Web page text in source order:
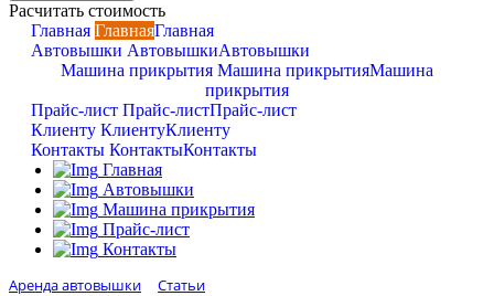
Расчитать стоимость
Главная ГлавнаяГлавная
Автовышки АвтовышкиАвтовышки
Машина прикрытия Машина прикрытияМашина
прикрытия
Прайс-лист Прайс-листПрайс-лист
Клиенту КлиентуКлиенту
Контакты КонтактыКонтакты
Главная
Автовышки
Машина прикрытия
Прайс-лист
Контакты
Аренда автовышки
Статьи